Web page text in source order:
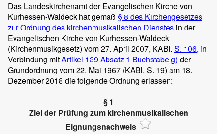
Das Landeskirchenamt der Evangelischen Kirche von
Kurhessen-Waldeck hat gemäß § 8 des Kirchengesetzes
zur Ordnung des kirchenmusikalischen Dienstes in der
Evangelischen Kirche von Kurhessen-Waldeck
(Kirchenmusikgesetz) vom 27. April 2007, KABl. S. 106, in
Verbindung mitArtikel 139 Absatz 1 Buchstabe g) der
Grundordnung vom 22. Mai 1967 (KABl. S. 19) am 18.
Dezember 2018 die folgende Ordnung erlassen:
§ 1
Ziel der Prüfung zum kirchenmusikalischen
Eignungsnachweis